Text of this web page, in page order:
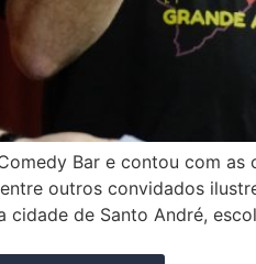
Bar e contou com as
outros convidados
cidade de Santo André,